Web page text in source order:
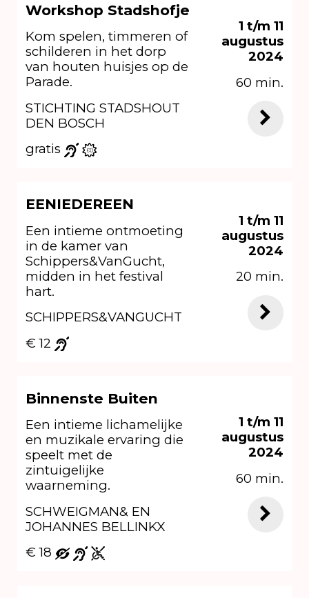
Workshop Stadshofje
Kom spelen, timmeren of
schilderen in het dorp
van houten huisjes op de
Parade.
STICHTING STADSHOUT
DEN BOSCH
gratis
1 t/m 11
augustus
2024
60 min.
EENIEDEREEN
Een intieme ontmoeting
in de kamer van
Schippers&VanGucht,
midden in het festival
hart.
SCHIPPERS&VANGUCHT
€ 12
1 t/m 11
augustus
2024
20 min.
Binnenste Buiten
Een intieme lichamelijke
en muzikale ervaring die
speelt met de
zintuigelijke
waarneming.
SCHWEIGMAN& EN
JOHANNES BELLINKX
€ 18
1 t/m 11
augustus
2024
60 min.